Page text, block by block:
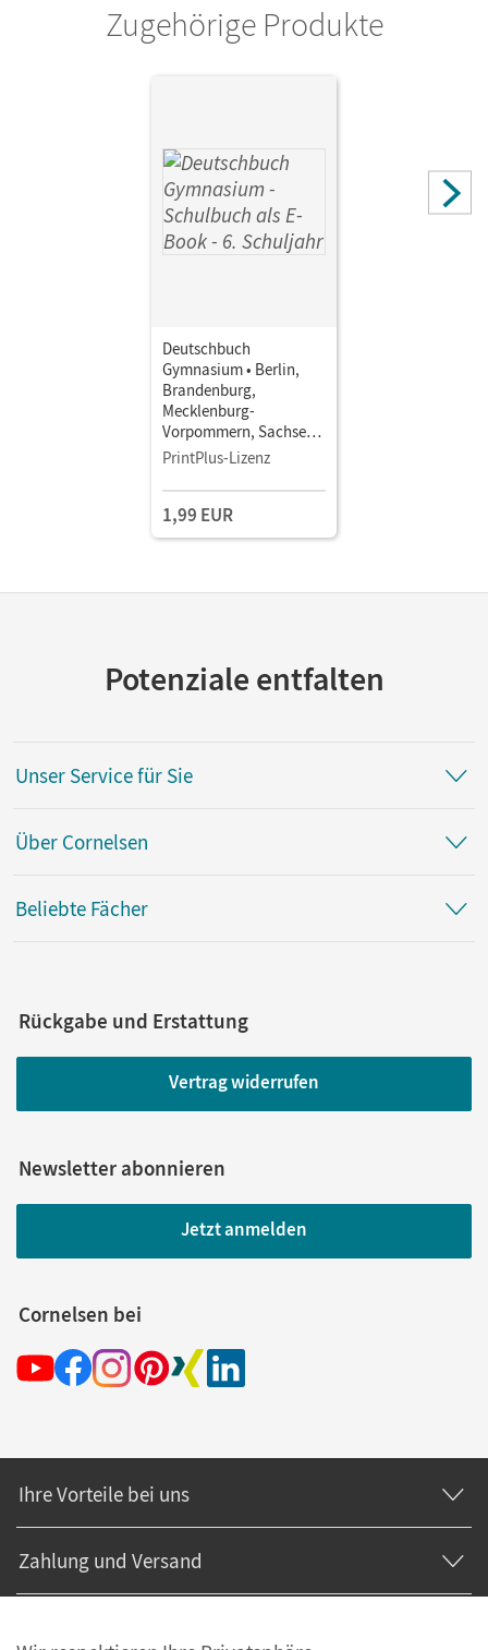
Zugehörige Produkte
Deutschbuch
Gymnasium • Berlin,
Brandenburg,
Mecklenburg-
Vorpommern, Sachsen,
Sachsen-Anhalt und
2012 · 6. Schuljahr •
Schulbuch als E-Book
PrintPlus-Lizenz
1,99 EUR
Potenziale entfalten
Unser Service für Sie
Über Cornelsen
Beliebte Fächer
Rückgabe und Erstattung
Vertrag widerrufen
Newsletter abonnieren
Jetzt anmelden
Cornelsen bei
Ihre Vorteile bei uns
Zahlung und Versand